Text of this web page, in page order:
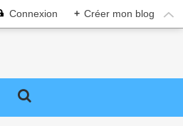
Connexion + Créer mon blog